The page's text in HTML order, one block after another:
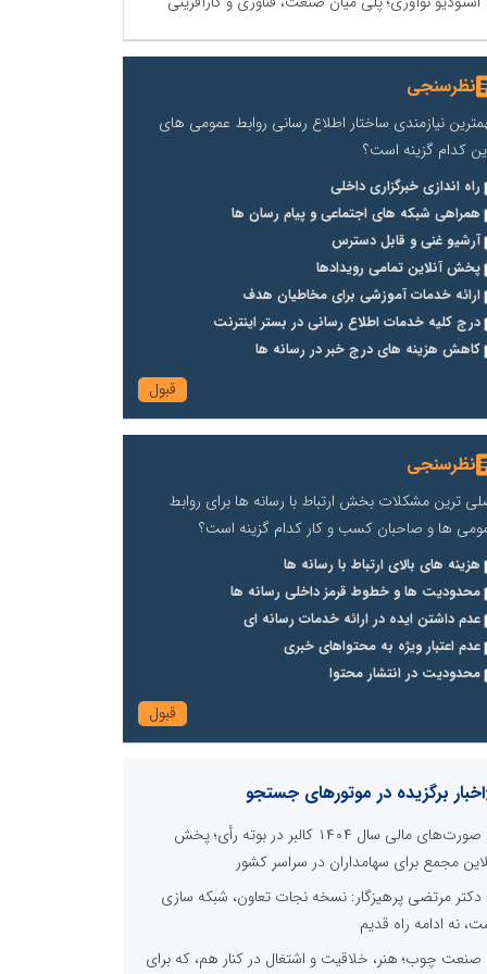
نظرسنجی
نیازمندی ساختار اطلاع رسانی روابط عمومی های
کدام گزینه است؟
راه اندازی خبرگزاری داخلی
همراهی شبکه های اجتماعی و پیام رسان ها
آرشیو غنی و قابل دسترس
پخش آنلاین تمامی رویدادها
ارائه خدمات آموزشی برای مخاطیان هدف
درج کلیه خدمات اطلاع رسانی در بستر اینترنت
کاهش هزینه های درج خبر در رسانه ها
نظرسنجی
ترین مشکلات بخش ارتباط با رسانه ها برای روابط
ها و صاحبان کسب و کار کدام گزینه است؟
هزینه های بالای ارتباط با رسانه ها
محدودیت ها و خطوط قرمز داخلی رسانه ها
عدم داشتن ایده در ارائه خدمات رسانه ای
عدم اعتبار ویژه به محتواهای خبری
محدودیت در انتشار محتوا
اخبار برگزیده در موتورهای جستجو
صورت‌های مالی سال ۱۴۰۴ کالبر در بوته رأی؛ پخش
مجمع برای سهامداران در سراسر کشور
دکتر مرتضی پرهیزگار: نسخه نجات تعاون، شبکه سازی
نه ادامه راه قدیم
صنعت چوب؛ هنر، خلاقیت و اشتغال در کنار هم، که برای